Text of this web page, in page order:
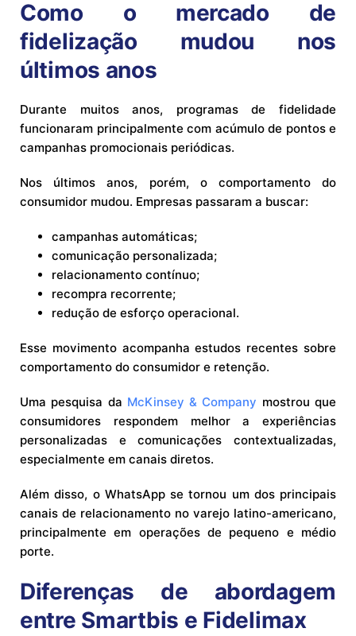
Como o mercado de
fidelização mudou nos
últimos anos
Durante muitos anos, programas de fidelidade
funcionaram principalmente com acúmulo de pontos e
campanhas promocionais periódicas.
Nos últimos anos, porém, o comportamento do
consumidor mudou. Empresas passaram a buscar:
campanhas automáticas;
comunicação personalizada;
relacionamento contínuo;
recompra recorrente;
redução de esforço operacional.
Esse movimento acompanha estudos recentes sobre
comportamento do consumidor e retenção.
Uma pesquisa da McKinsey & Company mostrou que
consumidores respondem melhor a experiências
personalizadas e comunicações contextualizadas,
especialmente em canais diretos.
Além disso, o WhatsApp se tornou um dos principais
canais de relacionamento no varejo latino-americano,
principalmente em operações de pequeno e médio
porte.
Diferenças de abordagem
entre Smartbis e Fidelimax